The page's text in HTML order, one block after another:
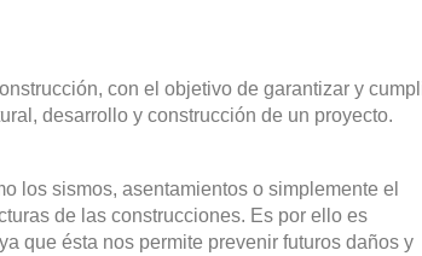
con el objetivo de garantizar y
desarrollo y construcción de un proyecto.
los sismos, asentamientos o simplemente el
de las construcciones. Es por ello es
que ésta nos permite prevenir futuros daños y